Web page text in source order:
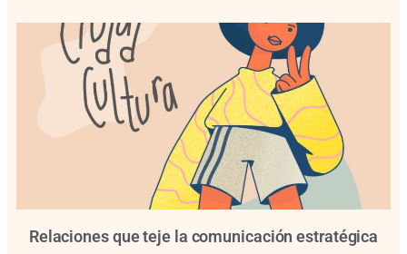
Relaciones que teje la comunicación estratégica